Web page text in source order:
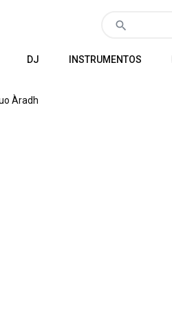
search
DJ INSTRUMENTOS
Àradh